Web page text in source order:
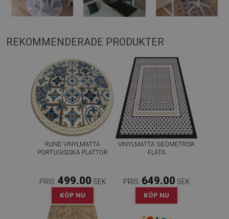
REKOMMENDERADE PRODUKTER
RUND VINYLMATTA
PORTUGISISKA PLATTOR
PRIS: 499.00 SEK
KÖP NU
VINYLMATTA GEOMETRISK
FLÄTA
PRIS: 649.00 SEK
KÖP NU